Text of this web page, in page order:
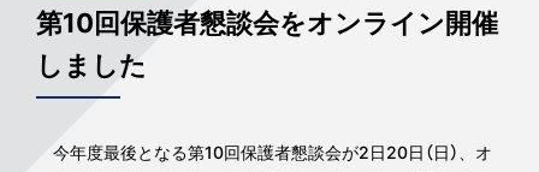
第10回保護者懇談会をオンライン開催
しました
今年度最後となる第10回保護者懇談会が2日20日（日）、オ